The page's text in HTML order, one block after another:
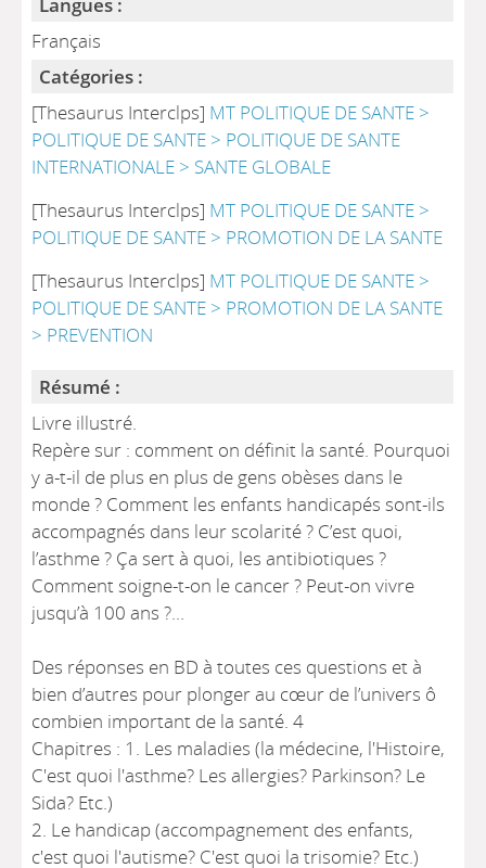
Français
Catégories :
[Thesaurus Interclps] MT POLITIQUE DE SANTE >
POLITIQUE DE SANTE > POLITIQUE DE SANTE
INTERNATIONALE > SANTE GLOBALE
[Thesaurus Interclps] MT POLITIQUE DE SANTE >
POLITIQUE DE SANTE > PROMOTION DE LA SANTE
[Thesaurus Interclps] MT POLITIQUE DE SANTE >
POLITIQUE DE SANTE > PROMOTION DE LA SANTE
> PREVENTION
Résumé :
Livre illustré.
Repère sur : comment on définit la santé. Pourquoi
y a-t-il de plus en plus de gens obèses dans le
monde ? Comment les enfants handicapés sont-ils
accompagnés dans leur scolarité ? C’est quoi,
l’asthme ? Ça sert à quoi, les antibiotiques ?
Comment soigne-t-on le cancer ? Peut-on vivre
jusqu’à 100 ans ?…
Des réponses en BD à toutes ces questions et à
bien d’autres pour plonger au cœur de l’univers ô
combien important de la santé. 4
Chapitres : 1. Les maladies (la médecine, l'Histoire,
C'est quoi l'asthme? Les allergies? Parkinson? Le
Sida? Etc.)
2. Le handicap (accompagnement des enfants,
c'est quoi l'autisme? C'est quoi la trisomie? Etc.)